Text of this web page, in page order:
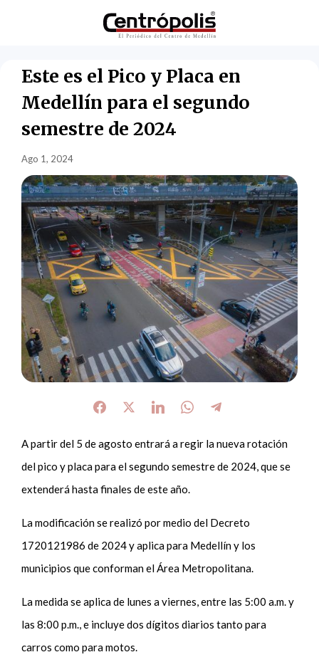
Este es el Pico y Placa en
Medellín para el segundo
semestre de 2024
Ago 1, 2024
A partir del 5 de agosto entrará a regir la nueva rotación
del pico y placa para el segundo semestre de 2024, que se
extenderá hasta finales de este año.
La modificación se realizó por medio del Decreto
1720121986 de 2024 y aplica para Medellín y los
municipios que conforman el Área Metropolitana.
La medida se aplica de lunes a viernes, entre las 5:00 a.m. y
las 8:00 p.m., e incluye dos dígitos diarios tanto para
carros como para motos.